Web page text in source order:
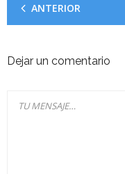
ANTERIOR
Dejar un comentario